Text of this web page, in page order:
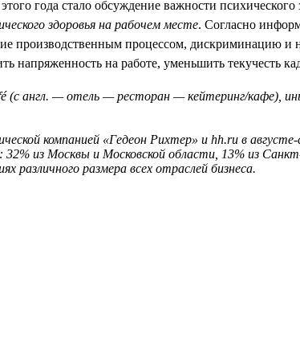
года стало обсуждение важности психического
здоровья на рабочем месте. Согласно
производственным процессом, дискриминацию и
напряженность на работе, уменьшить текучесть
англ. — отель — ресторан — кейтеринг/кафе),
компанией «Гедеон Рихтер» и hh.ru в
из Москвы и Московской области, 13% из
различного размера всех отраслей бизнеса.